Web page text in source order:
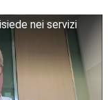
nei servizi